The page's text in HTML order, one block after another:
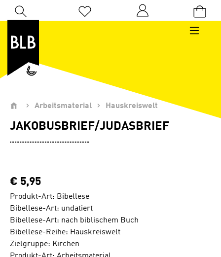
Zum Hauptinhalt springen
Du hast 0 Produkte auf dem Merkzettel
Arbeitsmaterial Hauskreiswelt
JAKOBUSBRIEF/JUDASBRIEF
€ 5,95
Produkt-Art: Bibellese
Bibellese-Art: undatiert
Bibellese-Art: nach biblischem Buch
Bibellese-Reihe: Hauskreiswelt
Zielgruppe: Kirchen